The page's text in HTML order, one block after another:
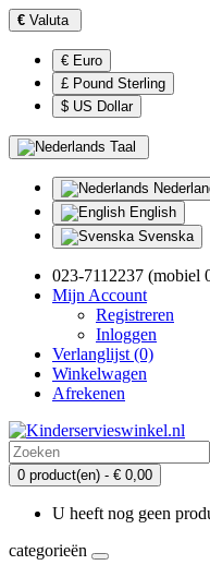
€ Valuta
€ Euro
£ Pound Sterling
$ US Dollar
Taal
English
Svenska
023-7112237 (mobiel
Mijn Account
Registreren
Inloggen
Verlanglijst (0)
Winkelwagen
Afrekenen
0 product(en) - € 0,00
U heeft nog geen
categorieën